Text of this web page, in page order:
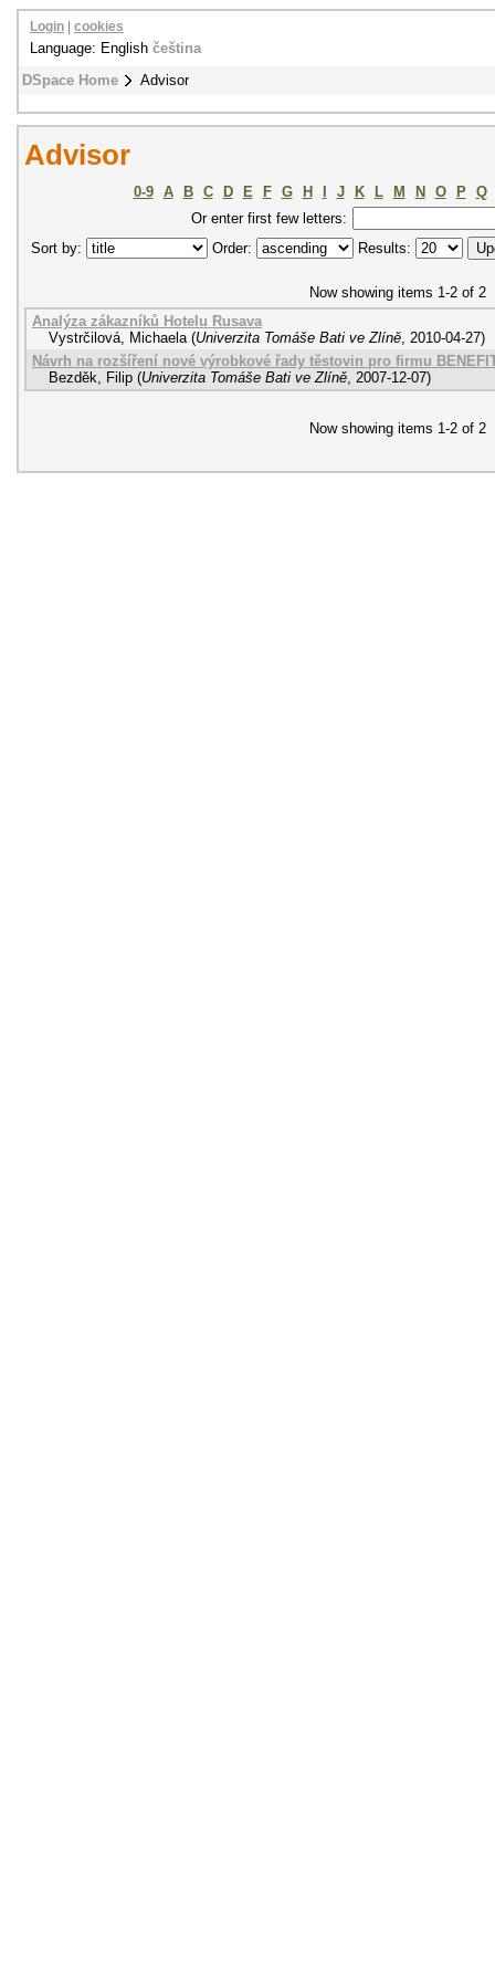
DSpace Home Advisor
Login cookies
Language: English čeština
Advisor
0-9 A B C D E F G H J K L M N O P
Q
Or enter first few letters:
Sort by:
Order: Results:
Now showing items 1-2 of 2
Analýza zákazníků Hotelu Rusava
Vystrčilová, Michaela (Univerzita Tomáše Bati ve Zlíně, 2010-04-27)
Návrh na rozšíření nové výrobkové řady těstovin pro firmu
Bezděk, Filip (Univerzita Tomáše Bati ve Zlíně, 2007-12-07)
Now showing items 1-2 of 2